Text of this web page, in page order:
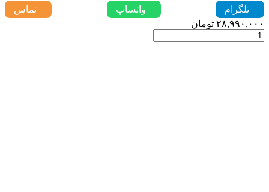
تلگرام واتساپ
تماس
۲۸,۹۹۰,۰۰۰ تومان
مایکروسافت